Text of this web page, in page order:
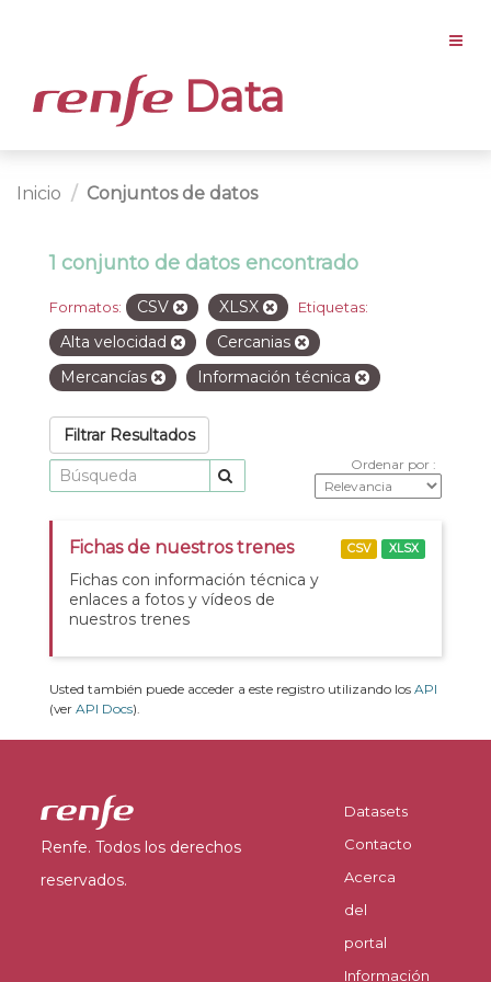
Data
Inicio Conjuntos de datos
1 conjunto de datos encontrado
Formatos: CSV XLSX Etiquetas:
Alta velocidad
Cercanias
Mercancías
Información técnica
Filtrar Resultados
Ordenar por
Fichas de nuestros trenes
Fichas con información técnica y
enlaces a fotos y vídeos de
nuestros trenes
CSV XLSX
Usted también puede acceder a este registro utilizando los API
(ver API Docs).
Renfe. Todos los derechos
reservados.
Datasets
Contacto
Acerca
del
portal
Información